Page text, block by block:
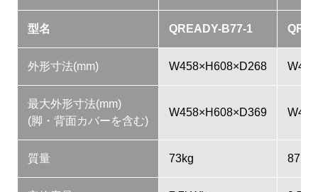
型名 QREADY-B77-1
外形寸法(mm) W458×H608×D268
最大外形寸法(mm)
(脚・背面カバーを含む)
W458×H608×D369
質量 73kg 87kg